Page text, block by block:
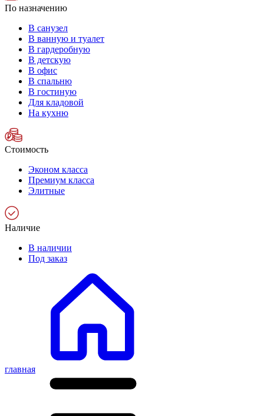
По назначению
В санузел
В ванную и туалет
В гардеробную
В детскую
В офис
В спальню
В гостиную
Для кладовой
На кухню
Стоимость
Эконом класса
Премиум класса
Элитные
Наличие
В наличии
Под заказ
главная